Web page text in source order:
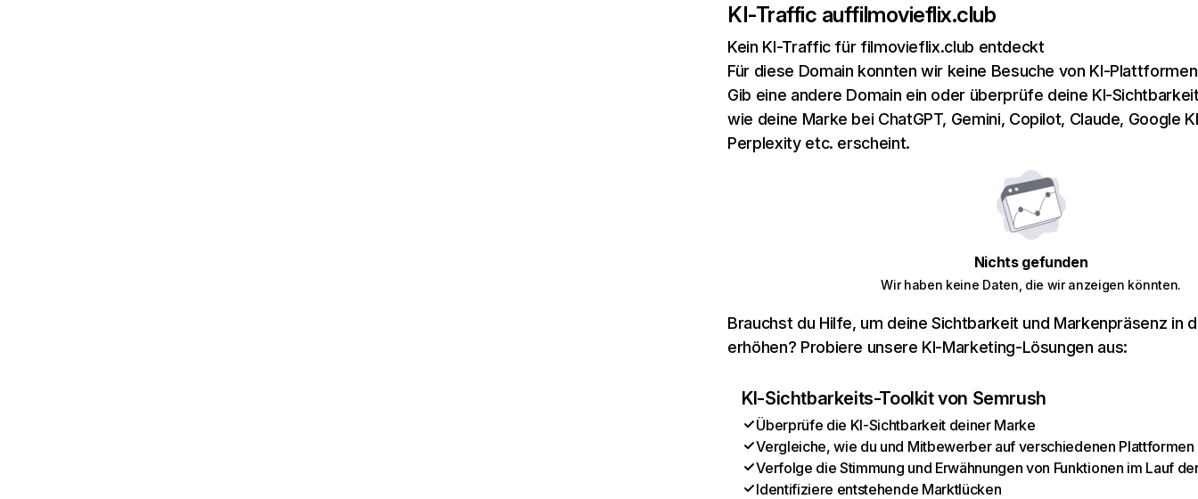
KI-Traffic auffilmovieflix.club
Kein KI-Traffic für filmovieflix.club entdeckt
Für diese Domain konnten wir keine Besuche von KI-
Gib eine andere Domain ein oder überprüfe deine KI-
wie deine Marke bei ChatGPT, Gemini, Copilot, Claude, Google
Perplexity etc. erscheint.
Nichts gefunden
Wir haben keine Daten, die wir anzeigen könnten.
Brauchst du Hilfe, um deine Sichtbarkeit und Markenpräsenz in
erhöhen? Probiere unsere KI-Marketing-Lösungen aus:
KI-Sichtbarkeits-Toolkit von Semrush
Überprüfe die KI-Sichtbarkeit deiner Marke
Vergleiche, wie du und Mitbewerber auf verschiedenen
Verfolge die Stimmung und Erwähnungen von Funktionen im Lauf
Identifiziere entstehende Marktlücken